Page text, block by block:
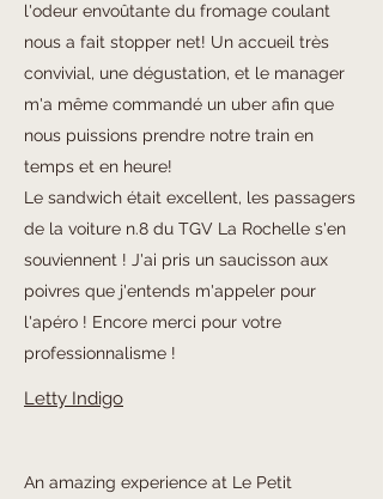
l'odeur envoûtante du fromage coulant
nous a fait stopper net! Un accueil très
convivial, une dégustation, et le manager
m'a même commandé un uber afin que
nous puissions prendre notre train en
temps et en heure!
Le sandwich était excellent, les passagers
de la voiture n.8 du TGV La Rochelle s'en
souviennent ! J'ai pris un saucisson aux
poivres que j'entends m'appeler pour
l'apéro ! Encore merci pour votre
professionnalisme !
Letty Indigo
An amazing experience at Le Petit